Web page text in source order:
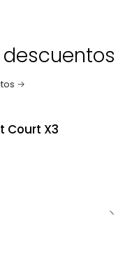
Court X3